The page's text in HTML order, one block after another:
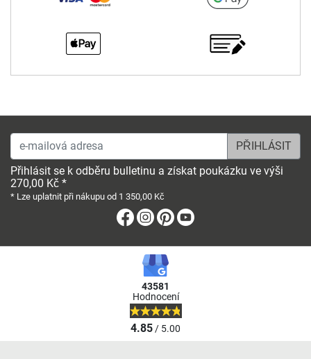
e-mailová adresa
Přihlásit se k odběru bulletinu a získat poukázku ve výši
270,00 Kč *
* Lze uplatnit při nákupu od 1 350,00 Kč
Facebook
Instagram
Pinterest
43581
Hodnocení
4.85/ 5.00